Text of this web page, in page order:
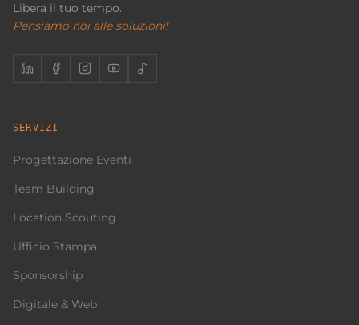
Libera il tuo tempo.
Pensiamo noi alle soluzioni!
SERVIZI
Progettazione Eventi
Team Building
Location Scouting
Ufficio Stampa
Sponsorship
Digitale & Web